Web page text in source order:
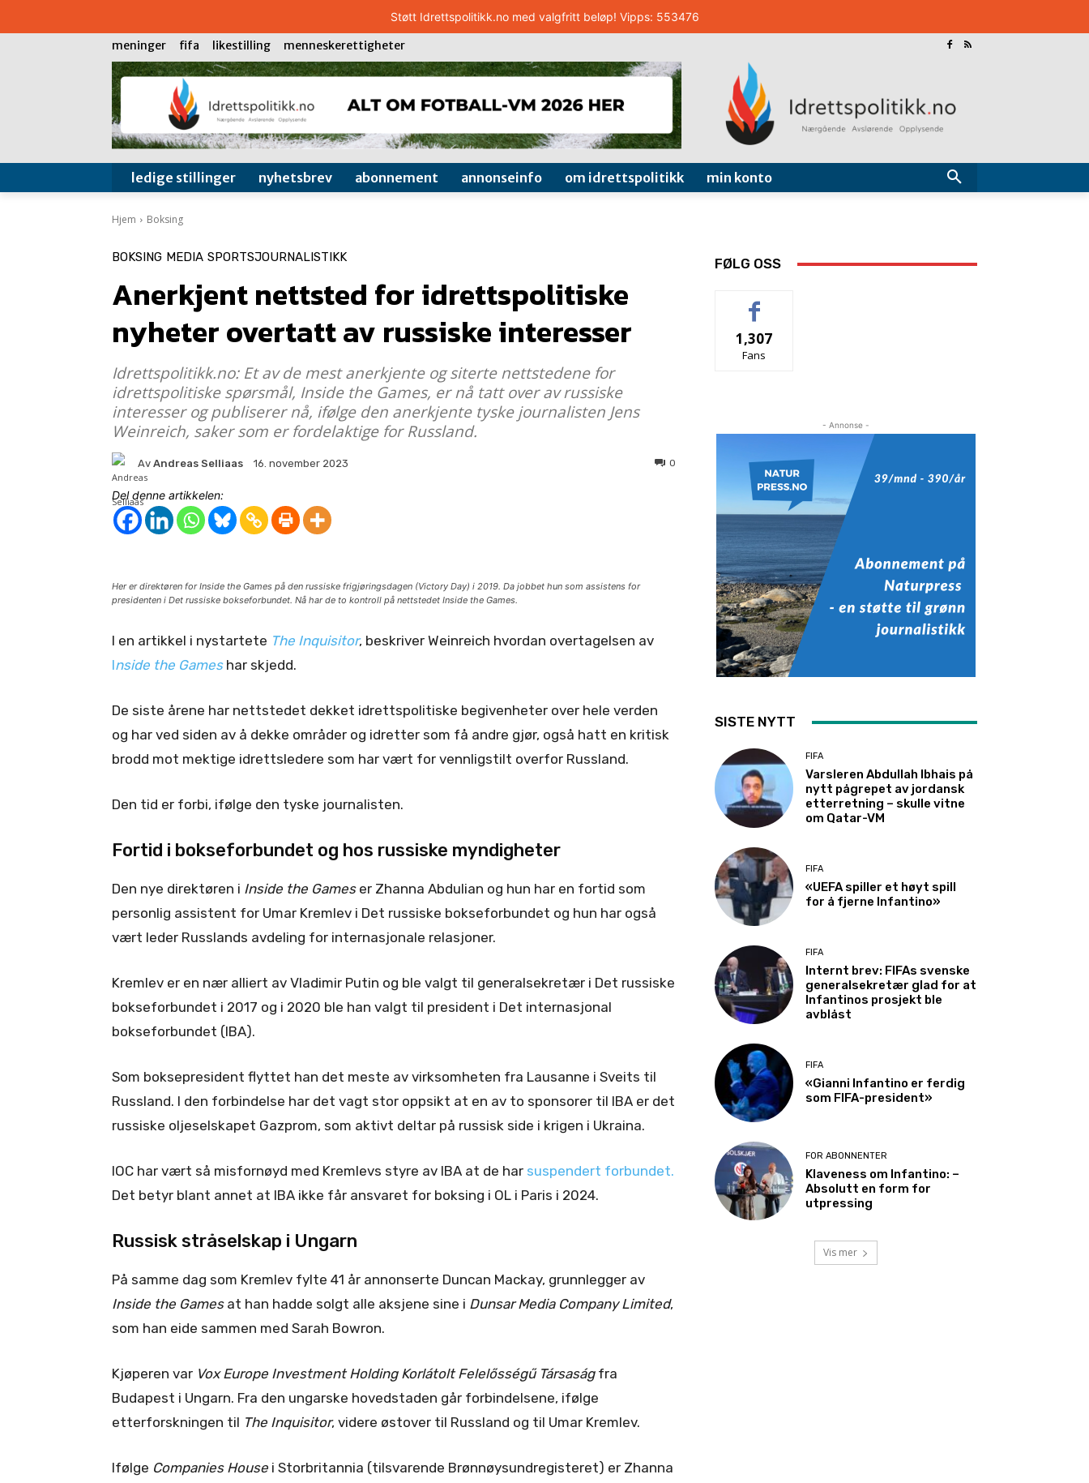
Støtt Idrettspolitikk.no med valgfritt beløp! Vipps: 553476
meninger fifa likestilling menneskerettigheter
ledige stillinger nyhetsbrev abonnement annonseinfo om idrettspolitikk min konto
Hjem Boksing
BOKSING MEDIA SPORTSJOURNALISTIKK
Anerkjent nettsted for idrettspolitiske
nyheter overtatt av russiske interesser
Idrettspolitikk.no: Et av de mest anerkjente og siterte nettstedene for
idrettspolitiske spørsmål, Inside the Games, er nå tatt over av russiske
interesser og publiserer nå, ifølge den anerkjente tyske journalisten Jens
Weinreich, saker som er fordelaktige for Russland.
Av Andreas Selliaas 16. november 2023 0
Del denne artikkelen:
Her er direktøren for Inside the Games på den russiske frigjøringsdagen (Victory Day) i 2019. Da jobbet hun som assistens for
presidenten i Det russiske bokseforbundet. Nå har de to kontroll på nettstedet Inside the Games.
I en artikkel i nystartete The Inquisitor, beskriver Weinreich hvordan overtagelsen av
Inside the Games har skjedd.
De siste årene har nettstedet dekket idrettspolitiske begivenheter over hele verden
og har ved siden av å dekke områder og idretter som få andre gjør, også hatt en kritisk
brodd mot mektige idrettsledere som har vært for vennligstilt overfor Russland.
Den tid er forbi, ifølge den tyske journalisten.
Fortid i bokseforbundet og hos russiske myndigheter
Den nye direktøren i Inside the Gameser Zhanna Abdulian og hun har en fortid som
personlig assistent for Umar Kremlev i Det russiske bokseforbundet og hun har også
vært leder Russlands avdeling for internasjonale relasjoner.
Kremlev er en nær alliert av Vladimir Putin og ble valgt til generalsekretær i Det russiske
bokseforbundet i 2017 og i 2020 ble han valgt til president i Det internasjonal
bokseforbundet (IBA).
Som boksepresident flyttet han det meste av virksomheten fra Lausanne i Sveits til
Russland. I den forbindelse har det vagt stor oppsikt at en av to sponsorer til IBA er det
russiske oljeselskapet Gazprom, som aktivt deltar på russisk side i krigen i Ukraina.
IOC har vært så misfornøyd med Kremlevs styre av IBA at de har suspendert forbundet.
Det betyr blant annet at IBA ikke får ansvaret for boksing i OL i Paris i 2024.
Russisk stråselskap i Ungarn
På samme dag som Kremlev fylte 41 år annonserte Duncan Mackay, grunnlegger av
Inside the Gamesat han hadde solgt alle aksjene sine i Dunsar Media Company Limited,
som han eide sammen med Sarah Bowron.
Kjøperen var Vox Europe Investment Holding Korlátolt Felelősségű Társaságfra
Budapest i Ungarn. Fra den ungarske hovedstaden går forbindelsene, ifølge
etterforskningen til The Inquisitor, videre østover til Russland og til Umar Kremlev.
Ifølge Companies House i Storbritannia (tilsvarende Brønnøysundregisteret) er Zhanna
FØLG OSS
1,307
Fans
- Annonse -
SISTE NYTT
FIFA
Varsleren Abdullah Ibhais på
nytt pågrepet av jordansk
etterretning – skulle vitne
om Qatar-VM
FIFA
«UEFA spiller et høyt spill
for å fjerne Infantino»
FIFA
Internt brev: FIFAs svenske
generalsekretær glad for at
Infantinos prosjekt ble
avblåst
FIFA
«Gianni Infantino er ferdig
som FIFA-president»
FOR ABONNENTER
Klaveness om Infantino: –
Absolutt en form for
utpressing
Vis mer